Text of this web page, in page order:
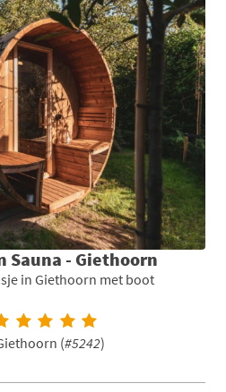
Sauna - Giethoorn
in Giethoorn met boot
(#5242)